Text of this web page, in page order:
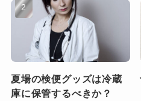
夏場の検便グッズは冷蔵
庫に保管するべきか？